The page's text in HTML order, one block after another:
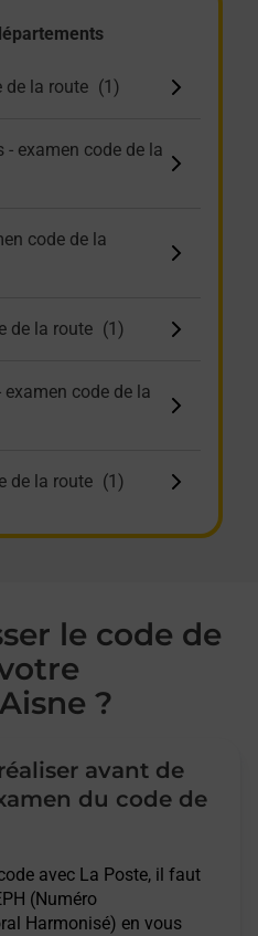
de la route
- examen code de la
code de la
de la route
examen code de la
de la route
la route
de la route
la route
code de la route
le code de
?
avant de
du code de
avec La Poste, il faut
(Numéro
Harmonisé) en vous